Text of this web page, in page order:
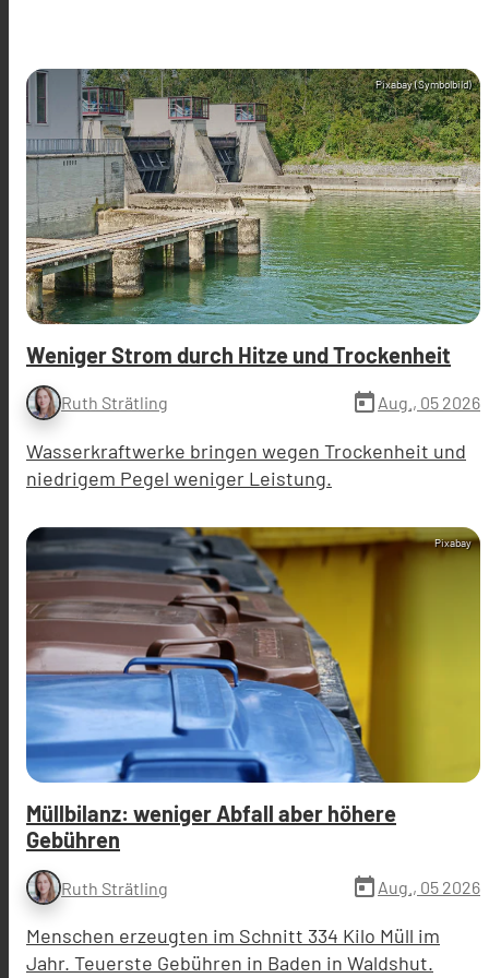
Pixabay (Symbolbild)
Weniger Strom durch Hitze und Trockenheit
Ruth Strätling today Aug., 05 2026
Wasserkraftwerke bringen wegen Trockenheit und
niedrigem Pegel weniger Leistung.
Pixabay
Müllbilanz: weniger Abfall aber höhere
Gebühren
Ruth Strätling today Aug., 05 2026
Menschen erzeugten im Schnitt 334 Kilo Müll im
Jahr. Teuerste Gebühren in Baden in Waldshut.